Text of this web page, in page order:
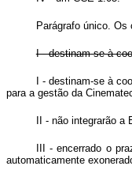
Parágrafo único.
I - destinam-se à
I - destinam-se à
para a gestão da
II - não integrarão
III - encerrado o
automaticamente